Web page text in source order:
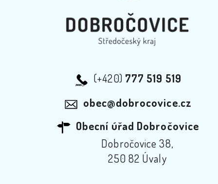
(+420) 777 519 519
obec@dobrocovice.cz
Obecní úřad Dobročovice
Dobročovice 38,
250 82 Úvaly